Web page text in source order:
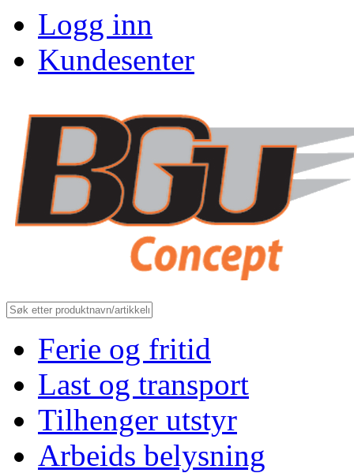
Logg inn
Kundesenter
Ferie og fritid
Last og transport
Tilhenger utstyr
Arbeids belysning